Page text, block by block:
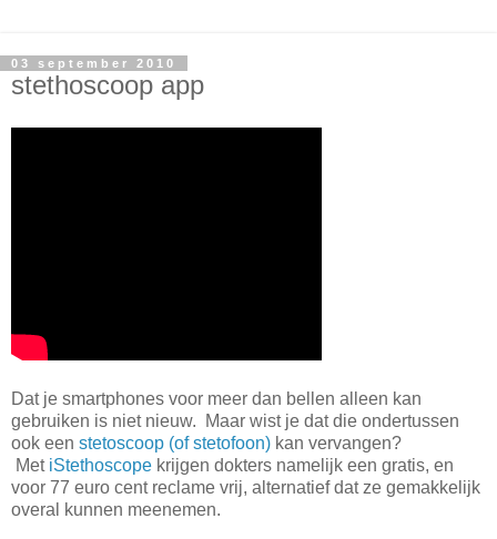
03 september 2010
stethoscoop app
Dat je smartphones voor meer dan bellen alleen kan
gebruiken is niet nieuw. Maar wist je dat die ondertussen
ook een stetoscoop (of stetofoon) kan vervangen?
Met iStethoscope krijgen dokters namelijk een gratis, en
voor 77 euro cent reclame vrij, alternatief dat ze gemakkelijk
overal kunnen meenemen.